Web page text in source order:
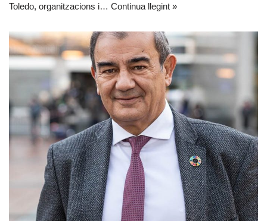
Toledo, organitzacions i… Continua llegint »